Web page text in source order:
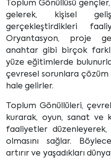
Toplum Gönüllüsü
gelerek, kişisel
gerçekleştirdikleri
Oryantasyon, proje
anahtar gibi birçok
yüze eğitimlerde
çevresel sorunlara
hale gelirler.
Toplum Gönüllüleri,
kurarak, oyun, sanat ve
faaliyetler
olmasını sağlar.
artırır ve yaşadıkları